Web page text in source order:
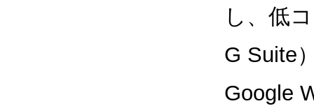
し、低
G Suite
Google